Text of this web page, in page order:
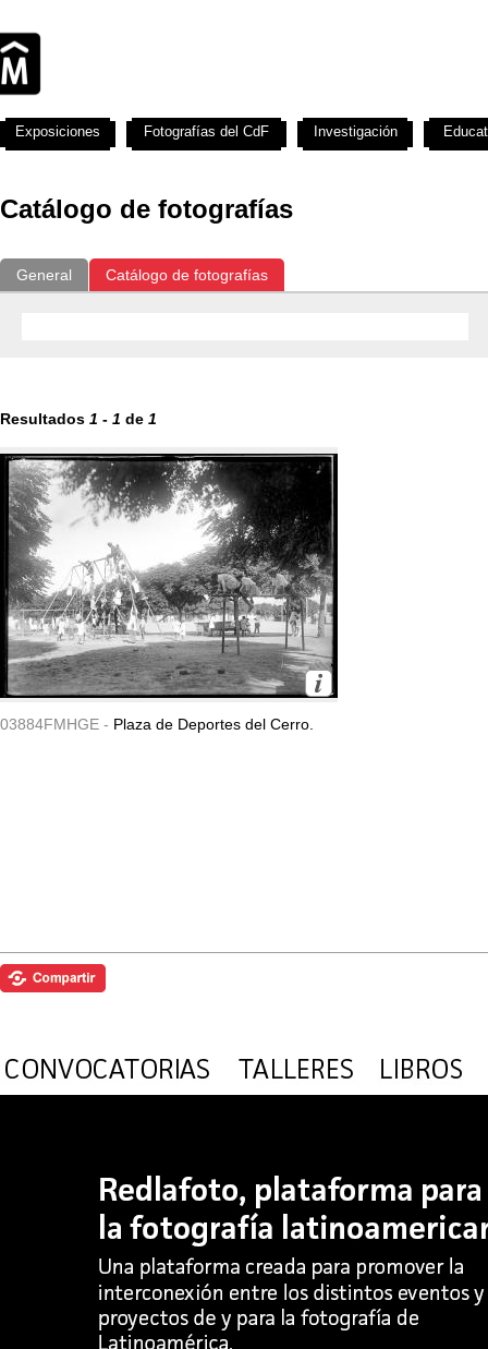
Catálogo de fotografías
General Catálogo de fotografías
Resultados 1 - 1 de 1
03884FMHGE - Plaza de Deportes del Cerro.
Exposiciones Fotografías del CdF Investigación